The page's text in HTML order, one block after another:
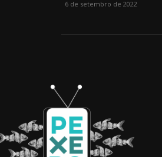
6 de setembro de 2022